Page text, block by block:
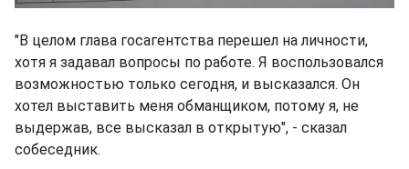
"В целом глава госагентства перешел на личности,
хотя я задавал вопросы по работе. Я воспользовался
возможностью только сегодня, и высказался. Он
хотел выставить меня обманщиком, потому я, не
выдержав, все высказал в открытую", - сказал
собеседник.